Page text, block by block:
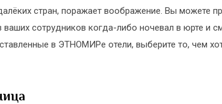
стран, поражает воображение. Вы можете
сотрудников когда-либо ночевал в юрте и
в ЭТНОМИРе отели, выберите то, чем